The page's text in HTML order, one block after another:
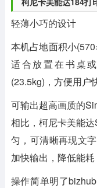
轻薄小巧的设计
本机占地面积小
适合放置在书桌
(23.5kg)，方便用户
可输出超高画质的
相比，柯尼卡美能
匀，可清晰再现文
加快输出，降低能耗
操作简单明了